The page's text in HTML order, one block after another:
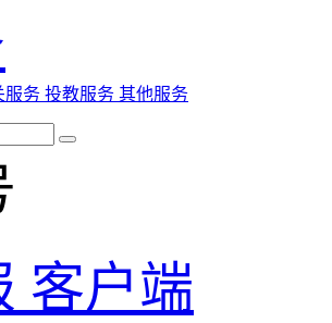
服务 投教服务 其他服务
客户端